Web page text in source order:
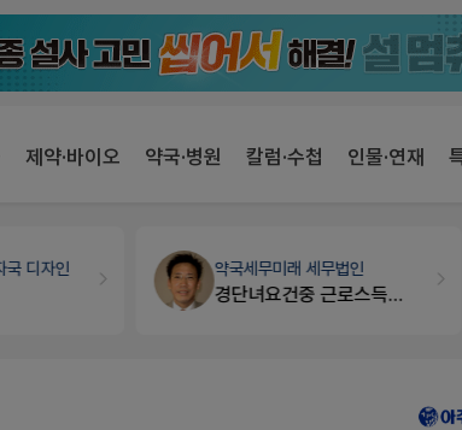
제약·바이오 약국·병원 칼럼·수첩 인물·연재
국 디자인 약국세무미래 세무법인
경단녀요건중 근로스득원천징수액